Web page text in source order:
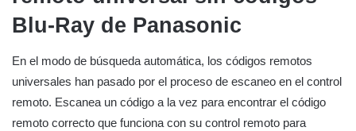
Blu-Ray de Panasonic
En el modo de búsqueda automática, los códigos remotos
universales han pasado por el proceso de escaneo en el control
remoto. Escanea un código a la vez para encontrar el código
remoto correcto que funciona con su control remoto para